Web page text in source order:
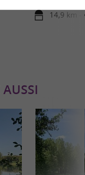
14,9 km -
AUSSI